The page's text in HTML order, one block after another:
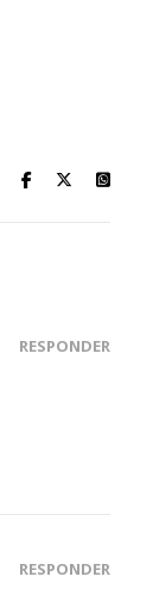
RESPONDER
RESPONDER